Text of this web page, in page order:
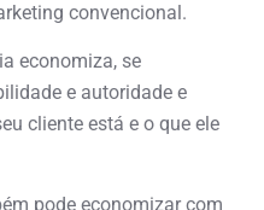
convencional.
economiza, se
e autoridade e
cliente está e o que ele
pode economizar com